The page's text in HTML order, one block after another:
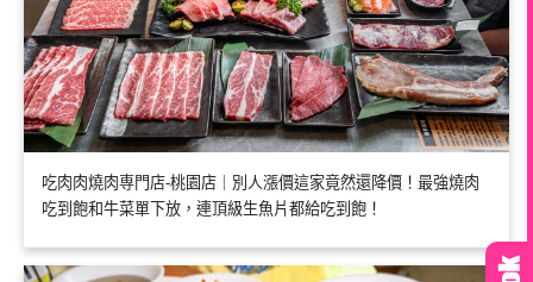
吃肉肉燒肉専門店-桃園店｜別人漲價這家竟然還降價！最強燒肉
吃到飽和牛菜單下放，連頂級生魚片都給吃到飽！